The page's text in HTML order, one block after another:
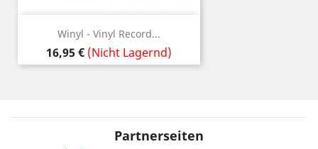
Winyl - Vinyl Record...
Preis
16,95 € (Nicht Lagernd)
Partnerseiten